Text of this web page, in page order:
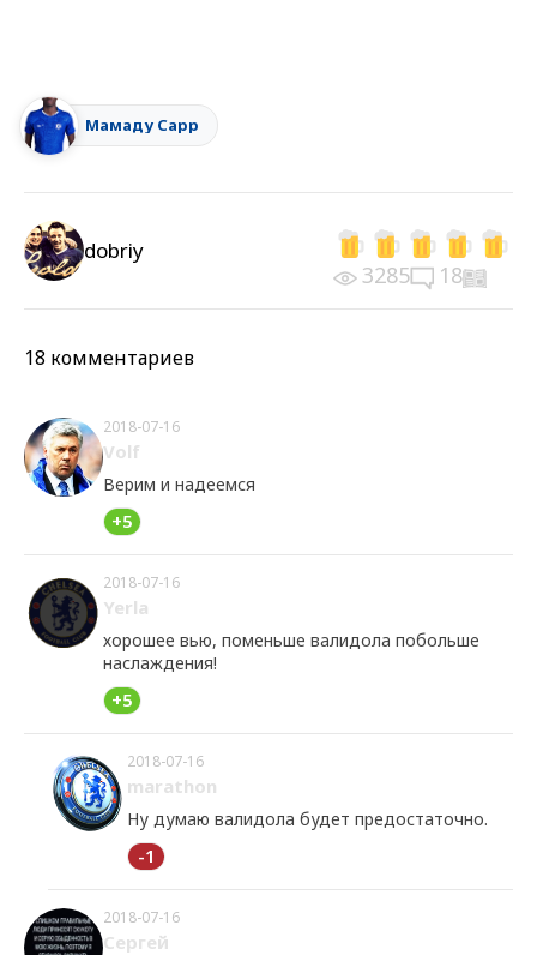
Мамаду Сарр
dobriy
3285 18
18 комментариев
2018-07-16
Volf
Верим и надеемся
+5
2018-07-16
Yerla
хорошее вью, поменьше валидола побольше
наслаждения!
+5
2018-07-16
marathon
Ну думаю валидола будет предостаточно.
-1
2018-07-16
Сергей